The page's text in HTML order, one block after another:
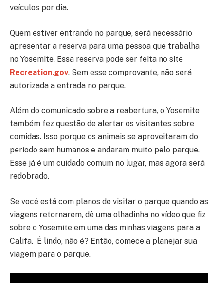
veículos por dia.
Quem estiver entrando no parque, será necessário
apresentar a reserva para uma pessoa que trabalha
no Yosemite. Essa reserva pode ser feita no site
Recreation.gov. Sem esse comprovante, não será
autorizada a entrada no parque.
Além do comunicado sobre a reabertura, o Yosemite
também fez questão de alertar os visitantes sobre
comidas. Isso porque os animais se aproveitaram do
período sem humanos e andaram muito pelo parque.
Esse já é um cuidado comum no lugar, mas agora será
redobrado.
Se você está com planos de visitar o parque quando as
viagens retornarem, dê uma olhadinha no vídeo que fiz
sobre o Yosemite em uma das minhas viagens para a
Califa. É lindo, não é? Então, comece a planejar sua
viagem para o parque.